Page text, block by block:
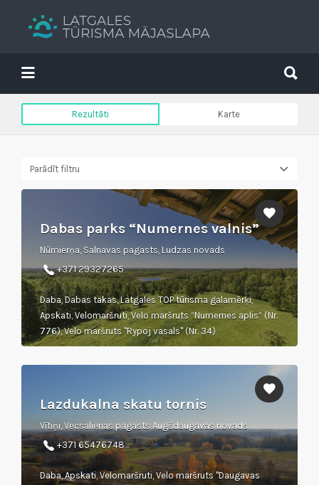
Tavs brīvdienu ceļvedis
Search
for:
for:
Rezultāti Karte
Parādīt filtru
Dabas parks “Numernes valnis”
Nūmierņa, Salnavas pagasts, Ludzas novads
+371 29327265
Daba, Dabas takas, Latgales TOP tūrisma galamērķi,
Apskati, Velomaršruti, Velo maršruts “Numernes aplis” (Nr.
776), Velo maršruts "Rypoj vasals" (Nr. 34)
Lazdukalna skatu tornis
Vītiņi, Vecsalienas pagasts Augšdaugavas novads
+371 65476748
Daba, Apskati, Velomaršruti, Velo maršruts "Daugavas